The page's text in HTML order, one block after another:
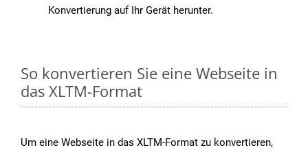
Konvertierung auf Ihr Gerät herunter.
So konvertieren Sie eine Webseite in
das XLTM-Format
Um eine Webseite in das XLTM-Format zu konvertieren,